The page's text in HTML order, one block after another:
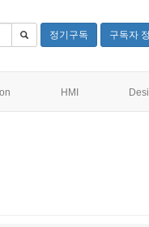
정기구독 구독자
HMI